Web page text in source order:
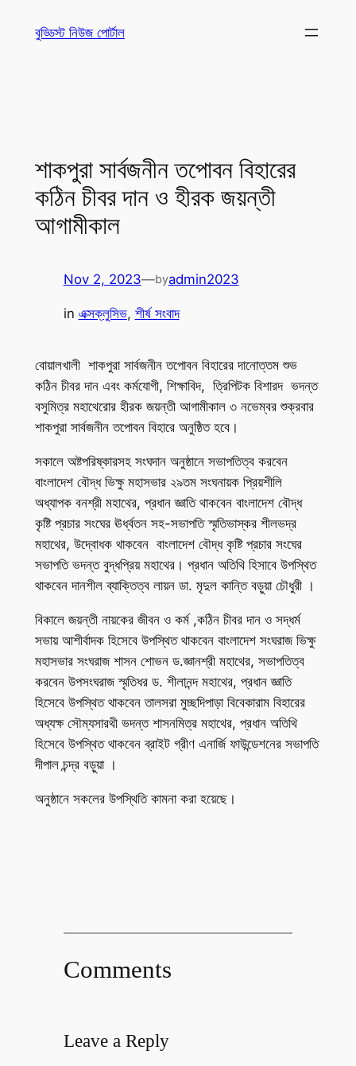
বুড্ডিস্ট নিউজ পোর্টাল
শাকপুরা সার্বজনীন তপোবন বিহারের
কঠিন চীবর দান ও হীরক জয়ন্তী
আগামীকাল
Nov 2, 2023—byadmin2023
in এক্সক্লুসিভ, শীর্ষ সংবাদ
বোয়ালখালী শাকপুরা সার্বজনীন তপোবন বিহারের দানোত্তম শুভ
কঠিন চীবর দান এবং কর্মযোগী, শিক্ষাবিদ, ত্রিপিটক বিশারদ ভদন্ত
বসুমিত্র মহাথেরোর হীরক জয়ন্তী আগামীকাল ৩ নভেম্বর শুক্রবার
শাকপুরা সার্বজনীন তপোবন বিহারে অনুষ্ঠিত হবে।
সকালে অষ্টপরিষ্কারসহ সংঘদান অনুষ্ঠানে সভাপতিত্ব করবেন
বাংলাদেশ বৌদ্ধ ভিক্ষু মহাসভার ২৯তম সংঘনায়ক প্রিয়শীলি
অধ্যাপক বনশ্রী মহাথের, প্রধান জ্ঞাতি থাকবেন বাংলাদেশ বৌদ্ধ
কৃষ্টি প্রচার সংঘের ঊর্ধ্বতন সহ-সভাপতি স্মৃতিভাস্কর শীলভদ্র
মহাথের, উদ্বোধক থাকবেন বাংলাদেশ বৌদ্ধ কৃষ্টি প্রচার সংঘের
সভাপতি ভদন্ত বুদ্ধপ্রিয় মহাথের। প্রধান অতিথি হিসাবে উপস্থিত
থাকবেন দানশীল ব্যাক্তিত্ব লায়ন ডা. মৃদুল কান্তি বড়ুয়া চৌধুরী ।
বিকালে জয়ন্তী নায়কের জীবন ও কর্ম ,কঠিন চীবর দান ও সদ্ধর্ম
সভায় আশীর্বাদক হিসেবে উপস্থিত থাকবেন বাংলাদেশ সংঘরাজ ভিক্ষু
মহাসভার সংঘরাজ শাসন শোভন ড.জ্ঞানশ্রী মহাথের, সভাপতিত্ব
করবেন উপসংঘরাজ স্মৃতিধর ড. শীলানন্দ মহাথের, প্রধান জ্ঞাতি
হিসেবে উপস্থিত থাকবেন তালসরা মুচ্ছদিপাড়া বিবেকারাম বিহারের
অধ্যক্ষ সৌম্যসারথী ভদন্ত শাসনমিত্র মহাথের, প্রধান অতিথি
হিসেবে উপস্থিত থাকবেন ব্রাইট গ্রীণ এনার্জি ফাউন্ডেশনের সভাপতি
দীপাল চন্দ্র বড়ুয়া ।
অনুষ্ঠানে সকলের উপস্থিতি কামনা করা হয়েছে।
Comments
Leave a Reply